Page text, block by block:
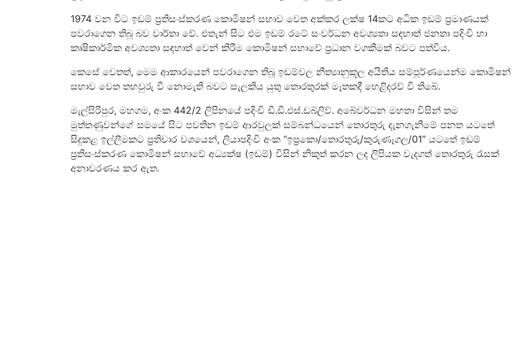
1974 වන විට ඉඩම් ප්‍රතිසංස්කරණ කොමිෂන් සභාව වෙත අක්කර ලක්ෂ 14කට අධික ඉඩම් ප්‍රමාණයක්
පවරාගෙන තිබූ බව වාර්තා වේ. එතැන් සිට එම ඉඩම් රටේ සංවර්ධන අවශ්‍යතා සඳහාත් ජනතා පදිංචි හා
කෘෂිකාර්මික අවශ්‍යතා සඳහාත් වෙන් කිරීම කොමිෂන් සභාවේ ප්‍රධාන වගකීමක් බවට පත්විය.
කෙසේ වෙතත්, මෙම ආකාරයෙන් පවරාගෙන තිබූ ඉඩම්වල නීත්‍යානුකූල අයිතිය සම්පූර්ණයෙන්ම කොමිෂන්
සභාව වෙත තහවුරු වී නොමැති බවට සැලකිය යුතු තොරතුරක් මෑතකදී හෙළිදරව් වී තිබේ.
මැල්සිරිපුර, මහගම, අංක 442/2 ලිපිනයේ පදිංචි ඩී.ඩී.එස්.ඩබ්ලිව්. අබේවර්ධන මහතා විසින් තම
මුත්තණුවන්ගේ සමයේ සිට පවතින ඉඩම් ආරවුලක් සම්බන්ධයෙන් තොරතුරු දැනගැනීමේ පනත යටතේ
සිදුකළ ඉල්ලීමකට ප්‍රතිචාර වශයෙන්, ලියාපදිංචි අංක “ඉප්‍රකො/තොරතුරු/කුරුණෑගල/01” යටතේ ඉඩම්
ප්‍රතිසංස්කරණ කොමිෂන් සභාවේ අධ්‍යක්ෂ (ඉඩම්) විසින් නිකුත් කරන ලද ලිපියක වැදගත් තොරතුරු රැසක්
අනාවරණය කර ඇත.